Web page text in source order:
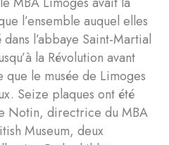
l’ensemble auquel elles
l’abbaye Saint-Martial
la Révolution avant
le musée de Limoges
Seize plaques ont été
Notin, directrice du MBA
Museum, deux